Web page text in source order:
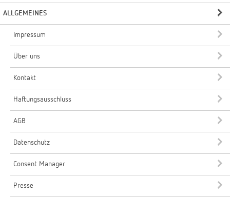
ALLGEMEINES
Impressum
Über uns
Kontakt
Haftungsausschluss
AGB
Datenschutz
Consent Manager
Presse